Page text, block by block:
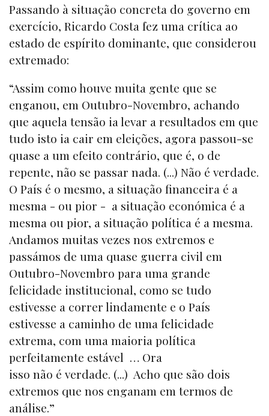
Passando à situação concreta do governo em
exercício, Ricardo Costa fez uma crítica ao
estado de espírito dominante, que considerou
extremado:
“Assim como houve muita gente que se
enganou, em Outubro-Novembro, achando
que aquela tensão ia levar a resultados em que
tudo isto ia cair em eleições, agora passou-se
quase a um efeito contrário, que é, o de
repente, não se passar nada. (...) Não é verdade.
O País é o mesmo, a situação financeira é a
mesma - ou pior - a situação económica é a
mesma ou pior, a situação política é a mesma.
Andamos muitas vezes nos extremos e
passámos de uma quase guerra civil em
Outubro-Novembro para uma grande
felicidade institucional, como se tudo
estivesse a correr lindamente e o País
estivesse a caminho de uma felicidade
extrema, com uma maioria política
perfeitamente estável … Ora
isso não é verdade. (...) Acho que são dois
extremos que nos enganam em termos de
análise.”